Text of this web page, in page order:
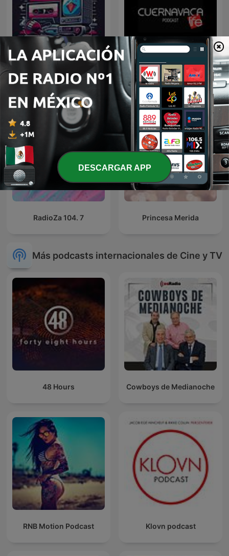
Retro 80s
Cuernavaca Life Y Sus
Personajes
RadioZa 104. 7 Princesa Merida
Más podcasts internacionales de Cine y TV
48 Hours Cowboys de Medianoche
RNB Motion Podcast Klovn podcast
DESCARGAR APP